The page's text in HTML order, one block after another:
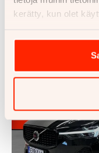
kerätty, kun olet